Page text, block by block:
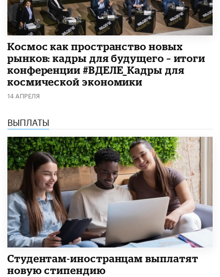
Космос как пространство новых
рынков: кадры для будущего – итоги
конференции #ВДЕЛЕ_Кадры для
космической экономики
14 АПРЕЛЯ
ВЫПЛАТЫ
Студентам-иностранцам выплатят
новую стипендию